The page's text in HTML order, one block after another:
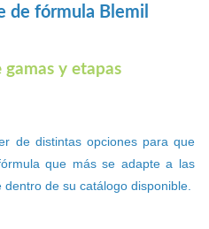
de fórmula Blemil
y etapas
de distintas opciones para que
que más se adapte a las
de su catálogo disponible.